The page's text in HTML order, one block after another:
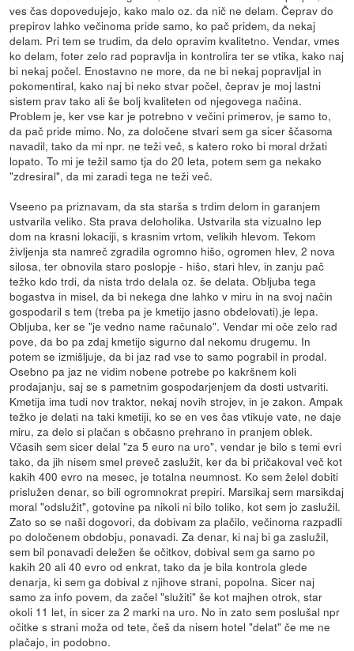
ves čas dopovedujejo, kako malo oz. da nič ne delam. Čeprav do
prepirov lahko večinoma pride samo, ko pač pridem, da nekaj
delam. Pri tem se trudim, da delo opravim kvalitetno. Vendar, vmes
ko delam, foter zelo rad popravlja in kontrolira ter se vtika, kako naj
bi nekaj počel. Enostavno ne more, da ne bi nekaj popravljal in
pokomentiral, kako naj bi neko stvar počel, čeprav je moj lastni
sistem prav tako ali še bolj kvaliteten od njegovega načina.
Problem je, ker vse kar je potrebno v večini primerov, je samo to,
da pač pride mimo. No, za določene stvari sem ga sicer ščasoma
navadil, tako da mi npr. ne teži več, s katero roko bi moral držati
lopato. To mi je težil samo tja do 20 leta, potem sem ga nekako
"zdresiral", da mi zaradi tega ne teži več.
Vseeno pa priznavam, da sta starša s trdim delom in garanjem
ustvarila veliko. Sta prava deloholika. Ustvarila sta vizualno lep
dom na krasni lokaciji, s krasnim vrtom, velikih hlevom. Tekom
življenja sta namreč zgradila ogromno hišo, ogromen hlev, 2 nova
silosa, ter obnovila staro poslopje - hišo, stari hlev, in zanju pač
težko kdo trdi, da nista trdo delala oz. še delata. Obljuba tega
bogastva in misel, da bi nekega dne lahko v miru in na svoj način
gospodaril s tem (treba pa je kmetijo jasno obdelovati),je lepa.
Obljuba, ker se "je vedno name računalo". Vendar mi oče zelo rad
pove, da bo pa zdaj kmetijo sigurno dal nekomu drugemu. In
potem se izmišljuje, da bi jaz rad vse to samo pograbil in prodal.
Osebno pa jaz ne vidim nobene potrebe po kakršnem koli
prodajanju, saj se s pametnim gospodarjenjem da dosti ustvariti.
Kmetija ima tudi nov traktor, nekaj novih strojev, in je zakon. Ampak
težko je delati na taki kmetiji, ko se en ves čas vtikuje vate, ne daje
miru, za delo si plačan s občasno prehrano in pranjem oblek.
Včasih sem sicer delal "za 5 euro na uro", vendar je bilo s temi evri
tako, da jih nisem smel preveč zaslužit, ker da bi pričakoval več kot
kakih 400 evro na mesec, je totalna neumnost. Ko sem želel dobiti
prislužen denar, so bili ogromnokrat prepiri. Marsikaj sem marsikdaj
moral "odslužit", gotovine pa nikoli ni bilo toliko, kot sem jo zaslužil.
Zato so se naši dogovori, da dobivam za plačilo, večinoma razpadli
po določenem obdobju, ponavadi. Za denar, ki naj bi ga zaslužil,
sem bil ponavadi deležen še očitkov, dobival sem ga samo po
kakih 20 ali 40 evro od enkrat, tako da je bila kontrola glede
denarja, ki sem ga dobival z njihove strani, popolna. Sicer naj
samo za info povem, da začel "služiti" še kot majhen otrok, star
okoli 11 let, in sicer za 2 marki na uro. No in zato sem poslušal npr
očitke s strani moža od tete, češ da nisem hotel "delat" če me ne
plačajo, in podobno.